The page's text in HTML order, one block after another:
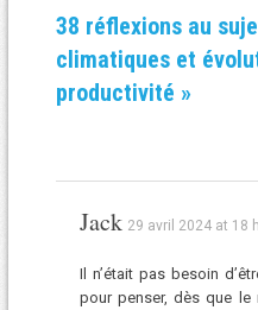
38 réflexions au
climatiques et
productivité »
Jack 29 avril 2024 at 18
Il n’était pas besoin
pour penser, dès que